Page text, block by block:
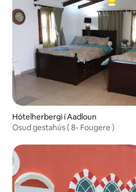
Hótelherbergi í Aadloun
Osud gestahús ( 8- Fougere )